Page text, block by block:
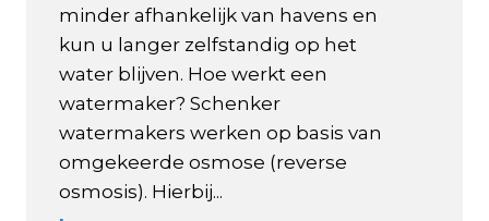
minder afhankelijk van havens en
kun u langer zelfstandig op het
water blijven. Hoe werkt een
watermaker? Schenker
watermakers werken op basis van
omgekeerde osmose (reverse
osmosis). Hierbij...